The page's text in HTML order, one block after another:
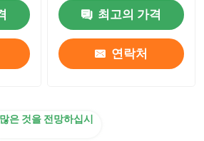
최고의 가격
연락처
은 것을 전망하십시